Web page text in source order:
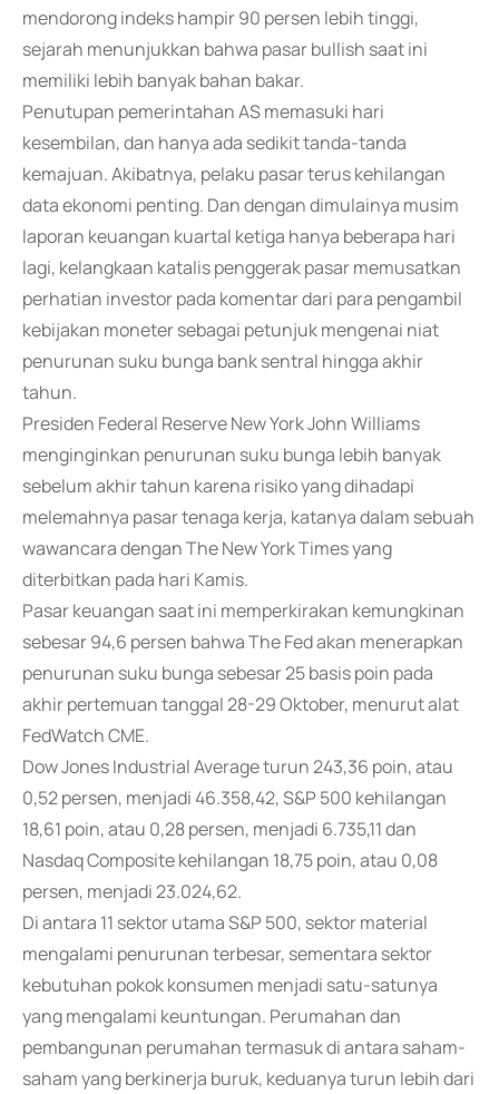
mendorong indeks hampir 90 persen lebih tinggi,
sejarah menunjukkan bahwa pasar bullish saat ini
memiliki lebih banyak bahan bakar.
Penutupan pemerintahan AS memasuki hari
kesembilan, dan hanya ada sedikit tanda-tanda
kemajuan. Akibatnya, pelaku pasar terus kehilangan
data ekonomi penting. Dan dengan dimulainya musim
laporan keuangan kuartal ketiga hanya beberapa hari
lagi, kelangkaan katalis penggerak pasar memusatkan
perhatian investor pada komentar dari para pengambil
kebijakan moneter sebagai petunjuk mengenai niat
penurunan suku bunga bank sentral hingga akhir
tahun.
Presiden Federal Reserve New York John Williams
menginginkan penurunan suku bunga lebih banyak
sebelum akhir tahun karena risiko yang dihadapi
melemahnya pasar tenaga kerja, katanya dalam sebuah
wawancara dengan The New York Times yang
diterbitkan pada hari Kamis.
Pasar keuangan saat ini memperkirakan kemungkinan
sebesar 94,6 persen bahwa The Fed akan menerapkan
penurunan suku bunga sebesar 25 basis poin pada
akhir pertemuan tanggal 28-29 Oktober, menurut alat
FedWatch CME.
Dow Jones Industrial Average turun 243,36 poin, atau
0,52 persen, menjadi 46.358,42, S&P 500 kehilangan
18,61 poin, atau 0,28 persen, menjadi 6.735,11 dan
Nasdaq Composite kehilangan 18,75 poin, atau 0,08
persen, menjadi 23.024,62.
Di antara 11 sektor utama S&P 500, sektor material
mengalami penurunan terbesar, sementara sektor
kebutuhan pokok konsumen menjadi satu-satunya
yang mengalami keuntungan. Perumahan dan
pembangunan perumahan termasuk di antara saham-
saham yang berkinerja buruk, keduanya turun lebih dari